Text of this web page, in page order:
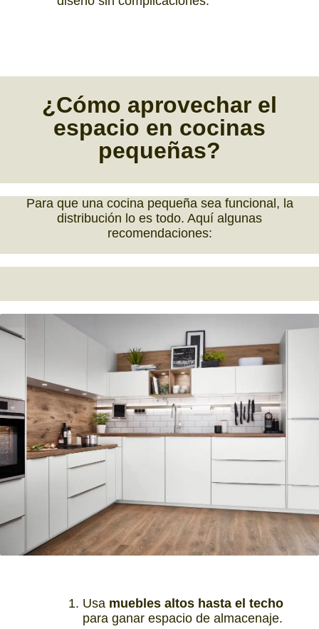
¿Cómo aprovechar el
espacio en cocinas
pequeñas?
Para que una cocina pequeña sea funcional, la
distribución lo es todo. Aquí algunas
recomendaciones:
Usa muebles altos hasta el techo
para ganar espacio de almacenaje.